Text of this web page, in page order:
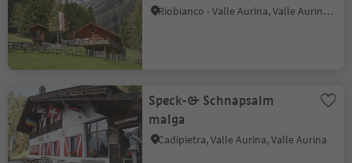
Riobianco - Valle Aurina, Valle Aurina, Valle Aurina
Speck-& Schnapsalm
malga
Cadipietra, Valle Aurina, Valle Aurina